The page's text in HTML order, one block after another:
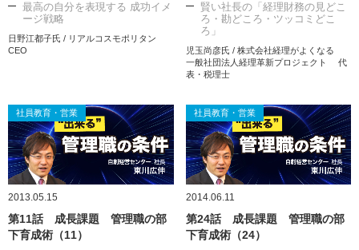
最高の自分を表現する 成功イメ
ージ戦略
日野江都子氏 / リアルコスモポリタン
CEO
賢い社長の「経理財務の見どこ
ろ・勘どころ・ツッコミどこ
ろ」
児玉尚彦氏 / 株式会社経理がよくなる
一般社団法人経理革新プロジェクト 代
表・税理士
社員教育・営業
2013.05.15
第11話 成長課題 管理職の部
下育成術（11）
社員教育・営業
2014.06.11
第24話 成長課題 管理職の部
下育成術（24）